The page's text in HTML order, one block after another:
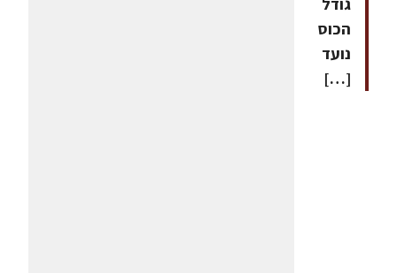
הכוס
נועד
[…]